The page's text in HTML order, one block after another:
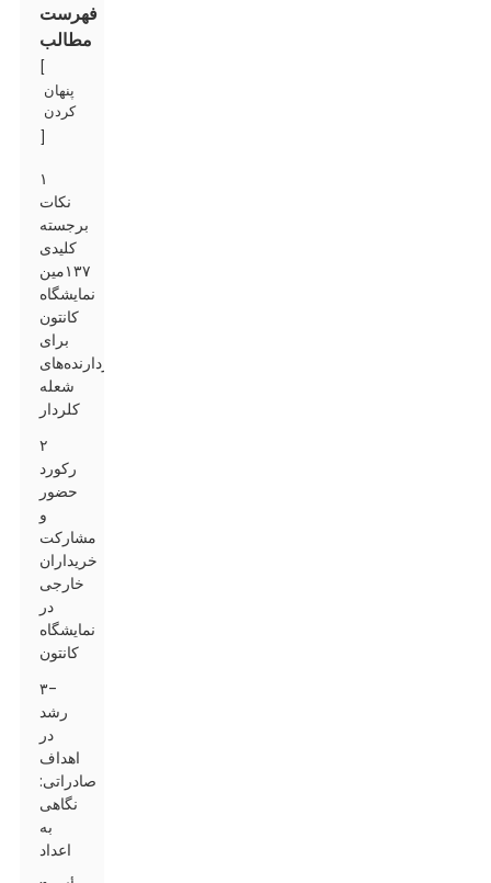
فهرست
مطالب
پنهان
کردن
۱
نکات
برجسته
کلیدی
۱۳۷مین
نمایشگاه
کانتون
برای
بازدارنده‌های
شعله
کلردار
۲
رکورد
حضور
و
مشارکت
خریداران
خارجی
در
نمایشگاه
کانتون
۳-
رشد
در
اهداف
صادراتی:
نگاهی
به
اعداد